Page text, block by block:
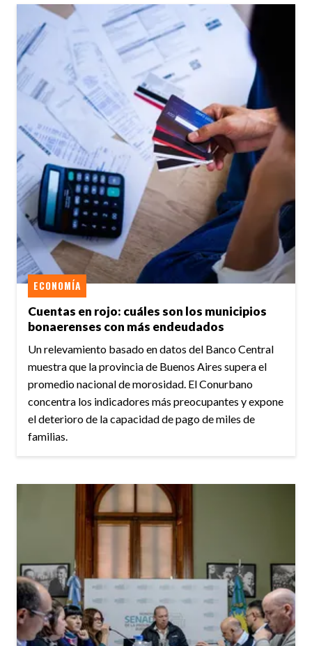
Cuentas en rojo: cuáles son los municipios
bonaerenses con más endeudados
ECONOMÍA
Un relevamiento basado en datos del Banco Central
muestra que la provincia de Buenos Aires supera el
promedio nacional de morosidad. El Conurbano
concentra los indicadores más preocupantes y expone
el deterioro de la capacidad de pago de miles de
familias.